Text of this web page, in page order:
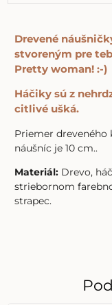
Drevené
stvoreným pre
Pretty woman! :-)
Háčiky sú z
citlivé ušká.
Priemer dreveného
náušníc je 10 cm..
Materiál: Drevo,
striebornom
strapec.